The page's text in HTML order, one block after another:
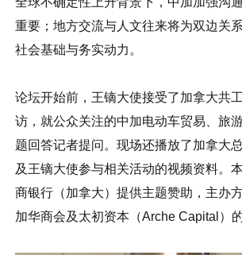
重要；地方交流与人文往来将为双边关
社会基础与务实动力。
论坛开始前，王镝大使接受了加拿大共
访，就公众关注的中加电动车贸易、旅
题回答记者提问。现场还播放了加拿大
及王镝大使参与相关活动的视频资料。
商银行（加拿大）提供主题赞助，主办
加华商会及太初资本（Arche Capital）的